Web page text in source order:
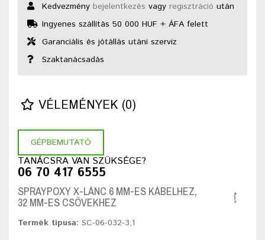
Kedvezmény bejelentkezés vagy regisztráció után
Ingyenes szállítás 50 000 HUF + ÁFA felett
Garanciális és jótállás utáni szerviz
Szaktanácsadás
VÉLEMÉNYEK (0)
GÉPBEMUTATÓ
TANÁCSRA VAN SZÜKSÉGE?
06 70 417 6555
SPRAYPOXY X-LÁNC 6 MM-ES KÁBELHEZ,
32 MM-ES CSÖVEKHEZ
Termék típusa: SC-06-032-3,1